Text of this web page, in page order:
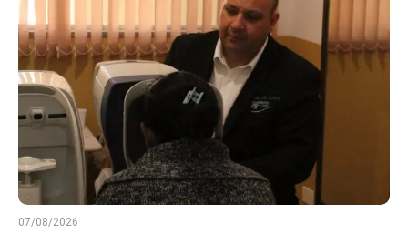
07/08/2026